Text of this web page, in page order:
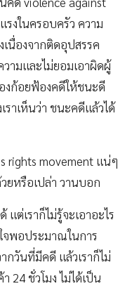
รงในครอบครัว ความ
นื่องจากติดอุปสรรค
ามและไม่ยอมเอาผิดผู้
งก้อยฟ้องคดีให้ชนะดี
ราเห็นว่า ชนะคดีแล้วได้
rights movement แน่ๆ
ยหรือเปล่า วานบอก
ต่เราก็ไม่รู้จะเอาอะไร
จพอประมาณในการ
กวันที่มีคดี แล้วเราก็ไม่
24 ชั่วโมง ไม่ได้เป็น